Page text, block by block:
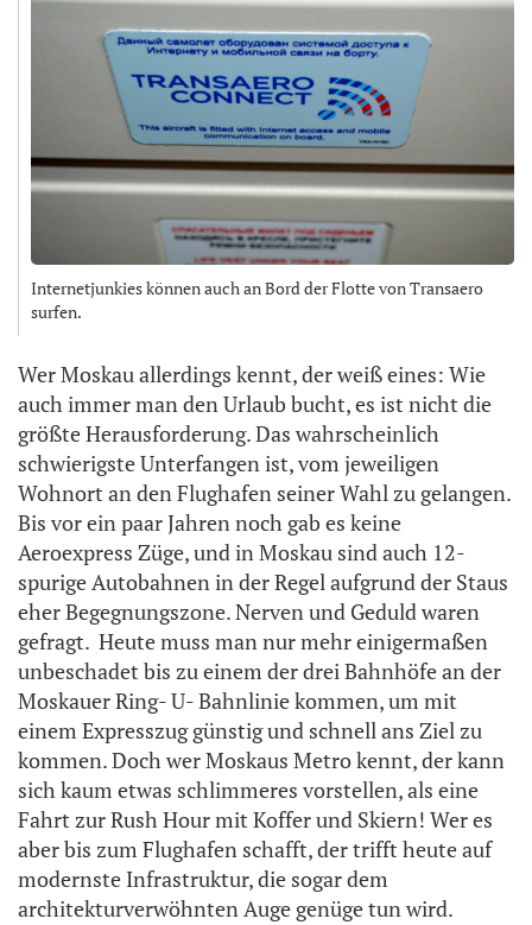
Internetjunkies können auch an Bord der Flotte von Transaero
surfen.
Wer Moskau allerdings kennt, der weiß eines: Wie
auch immer man den Urlaub bucht, es ist nicht die
größte Herausforderung. Das wahrscheinlich
schwierigste Unterfangen ist, vom jeweiligen
Wohnort an den Flughafen seiner Wahl zu gelangen.
Bis vor ein paar Jahren noch gab es keine
Aeroexpress Züge, und in Moskau sind auch 12-
spurige Autobahnen in der Regel aufgrund der Staus
eher Begegnungszone. Nerven und Geduld waren
gefragt. Heute muss man nur mehr einigermaßen
unbeschadet bis zu einem der drei Bahnhöfe an der
Moskauer Ring- U- Bahnlinie kommen, um mit
einem Expresszug günstig und schnell ans Ziel zu
kommen. Doch wer Moskaus Metro kennt, der kann
sich kaum etwas schlimmeres vorstellen, als eine
Fahrt zur Rush Hour mit Koffer und Skiern! Wer es
aber bis zum Flughafen schafft, der trifft heute auf
modernste Infrastruktur, die sogar dem
architekturverwöhnten Auge genüge tun wird.